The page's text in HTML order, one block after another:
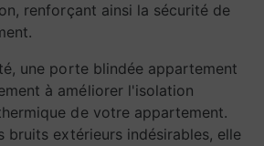
renforçant ainsi la sécurité de
une porte blindée appartement
à améliorer l'isolation
de votre appartement.
bruits extérieurs indésirables, elle